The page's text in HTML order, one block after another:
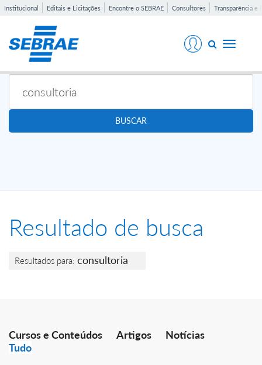
Institucional Editais e Licitações Encontre o SEBRAE Consultores Transparência e
Toggle
BUSCAR
Resultado de busca
Resultados para: consultoria
Cursos e Conteúdos Artigos
Notícias
Tudo